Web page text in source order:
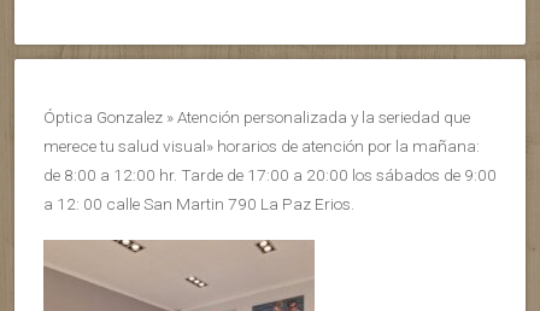
Óptica Gonzalez » Atención personalizada y la seriedad que
merece tu salud visual» horarios de atención por la mañana:
de 8:00 a 12:00 hr. Tarde de 17:00 a 20:00 los sábados de 9:00
a 12: 00 calle San Martin 790 La Paz Erios.